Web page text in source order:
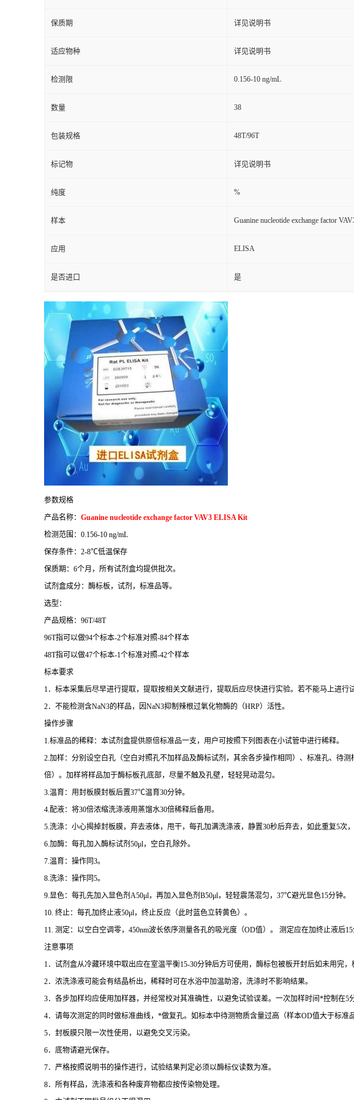
保质期 详见说明书
适应物种 详见说明书
检测限 0.156-10 ng/mL
数量 38
包装规格 48T/96T
标记物 详见说明书
纯度 %
样本 Guanine nucleotide exchange factor
应用 ELISA
是否进口 是
参数规格
产品名称： Guanine nucleotide exchange factor VAV3 ELISA Kit
检测范围： 0.156-10 ng/mL
保存条件： 2-8℃低温保存
保质期： 6个月，所有试剂盒均提供批次。
试剂盒成分：酶标板，试剂，标准品等。
选型：
产品规格： 96T/48T
96T指可以做94个标本-2个标准对照-84个样本
48T指可以做47个标本-1个标准对照-42个样本
标本要求
1 ．标本采集后尽早进行提取，提取按相关文献进行，提取后应尽快进行实验。若不能马上进行
2．不能检测含NaN3的样品，因NaN3抑制辣根过氧化物酶的（HRP）活性。
操作步骤
1. 标准品的稀释：本试剂盒提供原倍标准品一支，用户可按照下列图表在小试管中进行稀释。
2. 加样：分别设空白孔（空白对照孔不加样品及酶标试剂，其余各步操作相同）、标准孔、待
倍）。加样将样品加于酶标板孔底部，尽量不触及孔壁，轻轻晃动混匀。
3. 温育：用封板膜封板后置37℃温育30分钟。
4. 配液：将30倍浓缩洗涤液用蒸馏水30倍稀释后备用。
5. 洗涤：小心揭掉封板膜，弃去液体，甩干，每孔加满洗涤液，静置30秒后弃去，如此重复5次
6. 加酶：每孔加入酶标试剂 50μl，空白孔除外。
7. 温育：操作同3。
8. 洗涤：操作同5。
9. 显色：每孔先加入显色剂 A50μl，再加入显色剂 B50μl，轻轻震荡混匀， 37℃避光显色15分钟。
10. 终止：每孔加终止液50μl，终止反应（此时蓝色立转黄色）。
11. 测定：以空白空调零， 450nm波长依序测量各孔的吸光度（OD值）。 测定应在加终止液后15
注意事项
1 ．试剂盒从冷藏环境中取出应在室温平衡15-30分钟后方可使用，酶标包被板开封后如未用完，
2．浓洗涤液可能会有结晶析出，稀释时可在水浴中加温助溶，洗涤时不影响结果。
3．各步加样均应使用加样器，并经常校对其准确性，以避免试验误差。一次加样时间*控制在5
4．请每次测定的同时做标准曲线， *做复孔。如标本中待测物质含量过高（样本OD值大于标准
5．封板膜只限一次性使用，以避免交叉污染。
6．底物请避光保存。
7．严格按照说明书的操作进行，试验结果判定必须以酶标仪读数为准。
8．所有样品，洗涤液和各种废弃物都应按传染物处理。